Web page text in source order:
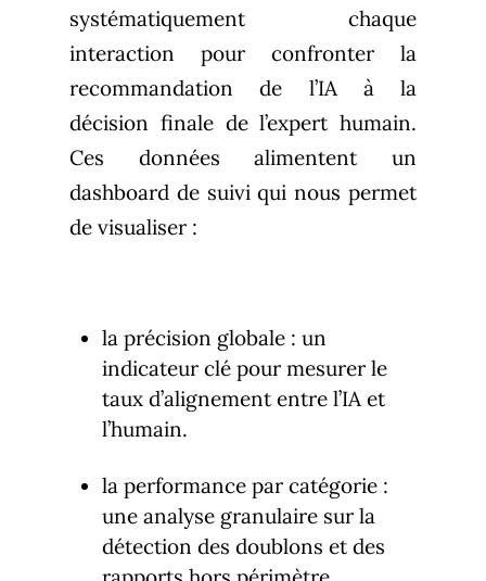
systématiquement chaque
interaction pour confronter la
recommandation de l’IA à la
décision finale de l’expert humain.
Ces données alimentent un
dashboard de suivi qui nous permet
de visualiser :
la précision globale : un
indicateur clé pour mesurer le
taux d’alignement entre l’IA et
l’humain.
la performance par catégorie :
une analyse granulaire sur la
détection des doublons et des